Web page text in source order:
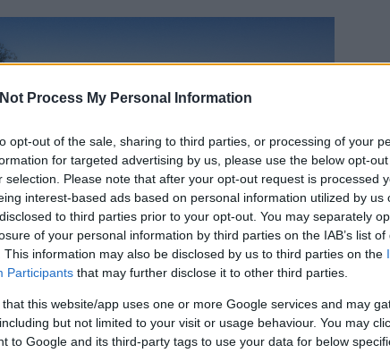
Process My Personal Information
opt-out of the sale, sharing to third parties, or processing of your
for targeted advertising by us, please use the below opt-
selection. Please note that after your opt-out request is processed
interest-based ads based on personal information utilized by us
to third parties prior to your opt-out. You may separately
of your personal information by third parties on the IAB’s list of
This information may also be disclosed by us to third parties on the
Participants that may further disclose it to other third parties.
that this website/app uses one or more Google services and may
but not limited to your visit or usage behaviour. You may
to Google and its third-party tags to use your data for below